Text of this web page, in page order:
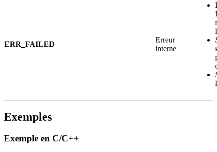
ERR_FAILED
Erreur
interne
Exemples
Exemple en C/C++